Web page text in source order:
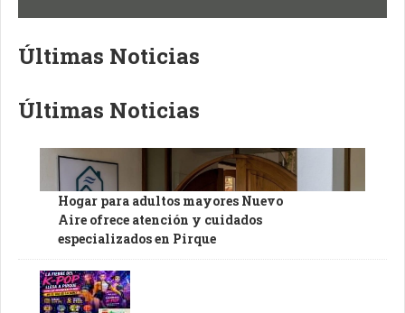
Últimas Noticias
Últimas Noticias
Hogar para adultos mayores Nuevo
Aire ofrece atención y cuidados
especializados en Pirque